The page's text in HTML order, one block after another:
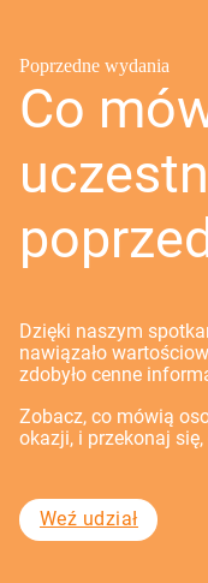
Co
Poprzedne wydania
Dzięki naszym
nawiązało
zdobyło cenne
Zobacz, co mówią
okazji, i przekonaj
Weź udział